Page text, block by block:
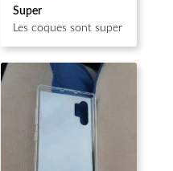
Note
sur 5
Super
Les coques sont super